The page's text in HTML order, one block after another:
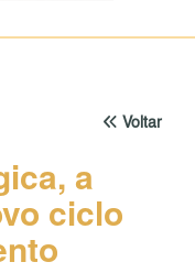
Voltar
a
ciclo